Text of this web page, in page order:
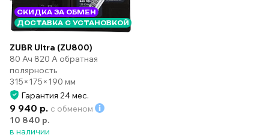
СКИДКА ЗА ОБМЕН
ДОСТАВКА С УСТАНОВКОЙ
ZUBR Ultra (ZU800)
80 Ач 820 А обратная
полярность
315×175×190 мм
Гарантия 24 мес.
9 940 р. с обменом
10 840 р.
в наличии